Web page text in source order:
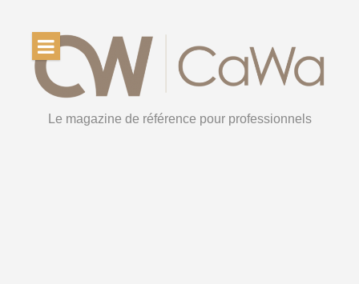
Le magazine de référence pour professionnels